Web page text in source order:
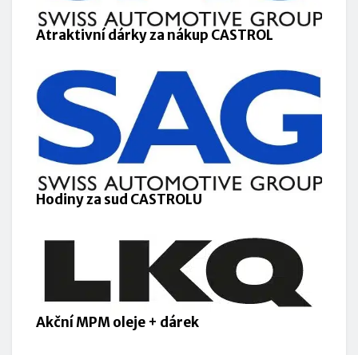
Atraktivní dárky za nákup CASTROL
Hodiny za sud CASTROLU
Akční MPM oleje + dárek